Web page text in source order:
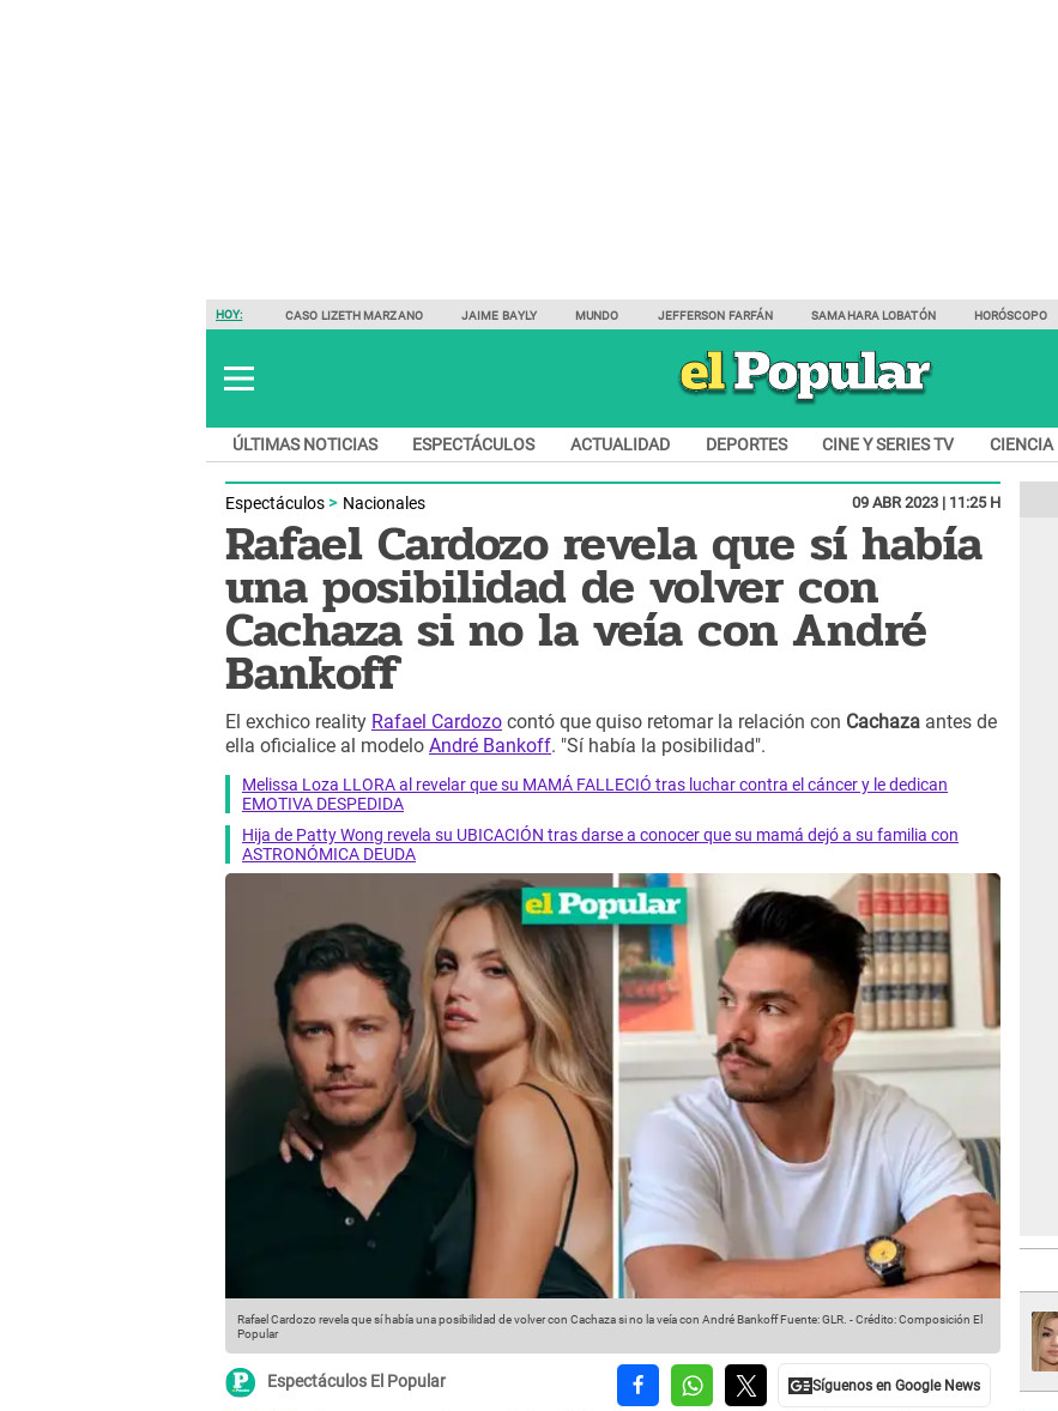
HOY: CASO LIZETH MARZANO JAIME BAYLY MUNDO JEFFERSON FARFÁN SAMAHARA LOBATÓN HORÓSCOPO
ÚLTIMAS NOTICIAS ESPECTÁCULOS ACTUALIDAD DEPORTES CINE Y SERIES TV CIENCIA
Espectáculos Nacionales 09 ABR 2023 | 11:25 H
Rafael Cardozo revela que sí había
una posibilidad de volver con
Cachaza si no la veía con André
Bankoff
El exchico reality Rafael Cardozo contó que quiso retomar la relación con Cachaza antes de
ella oficialice al modelo André Bankoff. "Sí había la posibilidad".
Melissa Loza LLORA al revelar que su MAMÁ FALLECIÓ tras luchar contra el cáncer y le dedican
EMOTIVA DESPEDIDA
Hija de Patty Wong revela su UBICACIÓN tras darse a conocer que su mamá dejó a su familia con
ASTRONÓMICA DEUDA
Rafael Cardozo revela que sí había una posibilidad de volver con Cachaza si no la veía con André BankoffFuente: GLR. -Crédito: Composición El
Popular
Espectáculos El Popular